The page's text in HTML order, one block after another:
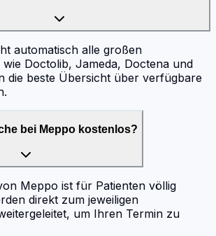
automatisch alle großen
Doctolib, Jameda, Doctena und
die beste Übersicht über verfügbare
bei Meppo kostenlos?
Meppo ist für Patienten völlig
direkt zum jeweiligen
um Ihren Termin zu